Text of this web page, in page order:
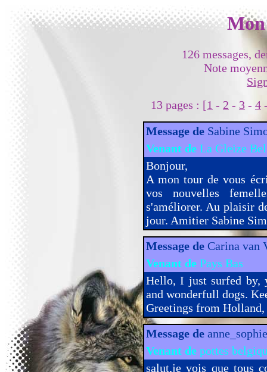
126 messages,
Note
13 pages : [1 - 2 - 3 - 4
Message de Sabine
Venant de La Gleize
Bonjour,
A mon tour de vous
vos nouvelles
s'améliorer. Au plaisir
jour. Amitier Sabine
Message de Carina van
Venant de Pays Bas
Hello, I just surfed by,
and wonderfull dogs.
Greetings from
Message de
Venant de pottes
salut,je vois que tous